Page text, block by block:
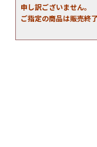
申し訳ございません。
ご指定の商品は販売終